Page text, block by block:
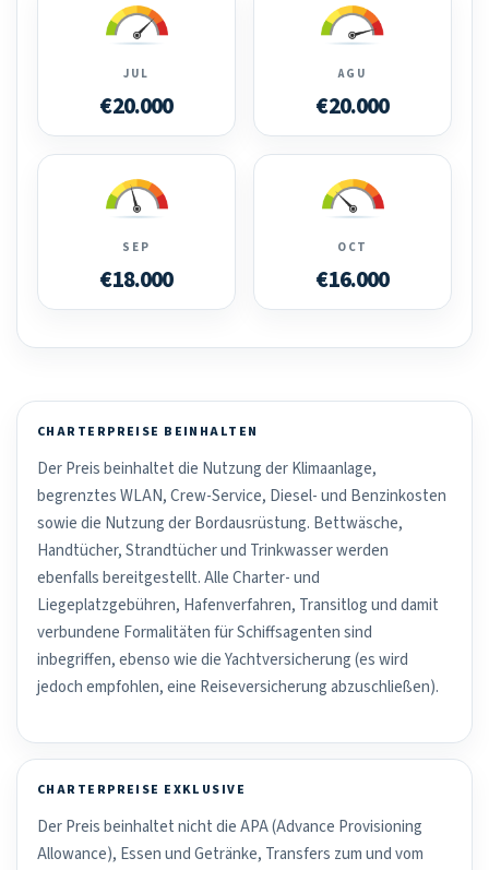
JUL
€20.000
AGU
€20.000
SEP
€18.000
OCT
€16.000
CHARTERPREISE BEINHALTEN
Der Preis beinhaltet die Nutzung der Klimaanlage,
begrenztes WLAN, Crew-Service, Diesel- und Benzinkosten
sowie die Nutzung der Bordausrüstung. Bettwäsche,
Handtücher, Strandtücher und Trinkwasser werden
ebenfalls bereitgestellt. Alle Charter- und
Liegeplatzgebühren, Hafenverfahren, Transitlog und damit
verbundene Formalitäten für Schiffsagenten sind
inbegriffen, ebenso wie die Yachtversicherung (es wird
jedoch empfohlen, eine Reiseversicherung abzuschließen).
CHARTERPREISE EXKLUSIVE
Der Preis beinhaltet nicht die APA (Advance Provisioning
Allowance), Essen und Getränke, Transfers zum und vom